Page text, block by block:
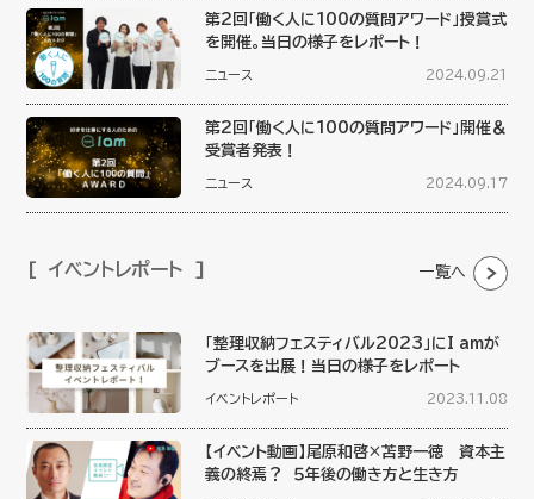
第2回「働く人に100の質問アワード」授賞式
を開催。当日の様子をレポート！
ニュース 2024.09.21
第2回「働く人に100の質問アワード」開催＆
受賞者発表！
ニュース 2024.09.17
イベントレポート 一覧へ
「整理収納フェスティバル2023」にI amが
ブースを出展！当日の様子をレポート
イベントレポート 2023.11.08
【イベント動画】尾原和啓×苫野一徳 資本主
義の終焉？ ５年後の働き方と生き方